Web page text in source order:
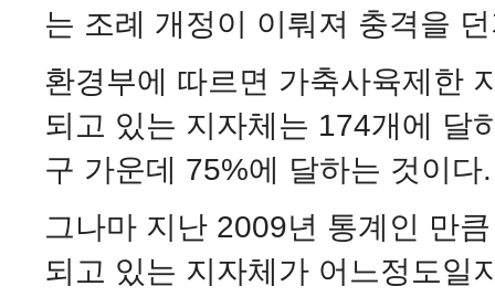
는 조례 개정이 이뤄져 충격을
환경부에 따르면 가축사육제한
되고 있는 지자체는 174개에 달
구 가운데 75%에 달하는 것이
그나마 지난 2009년 통계인 만
되고 있는 지자체가 어느정도일